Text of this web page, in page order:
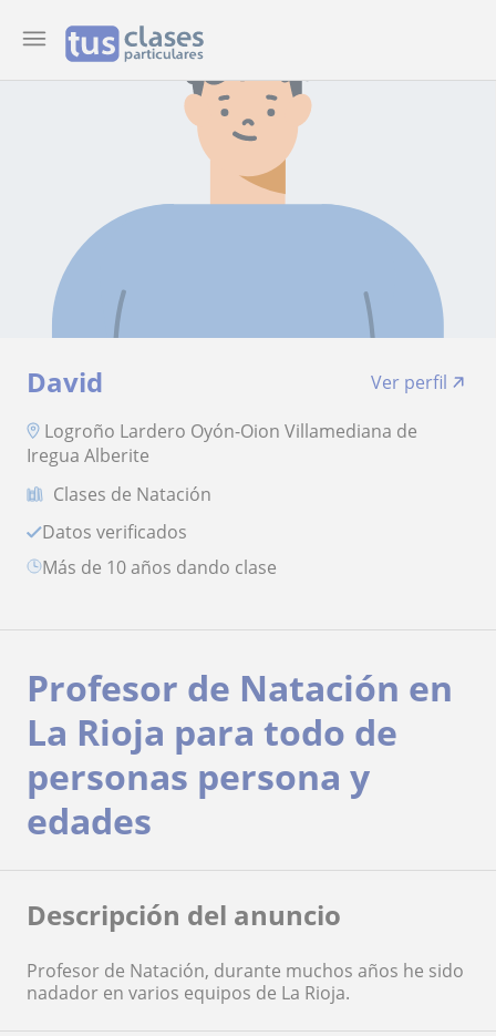
David
Ver perfil
Logroño Lardero Oyón-Oion Villamediana de
Iregua Alberite
Clases de Natación
Datos verificados
más de 10 años dando clase
Profesor de Natación en
La Rioja para todo de
personas persona y
edades
Descripción del anuncio
Profesor de Natación, durante muchos años he sido
nadador en varios equipos de La Rioja.